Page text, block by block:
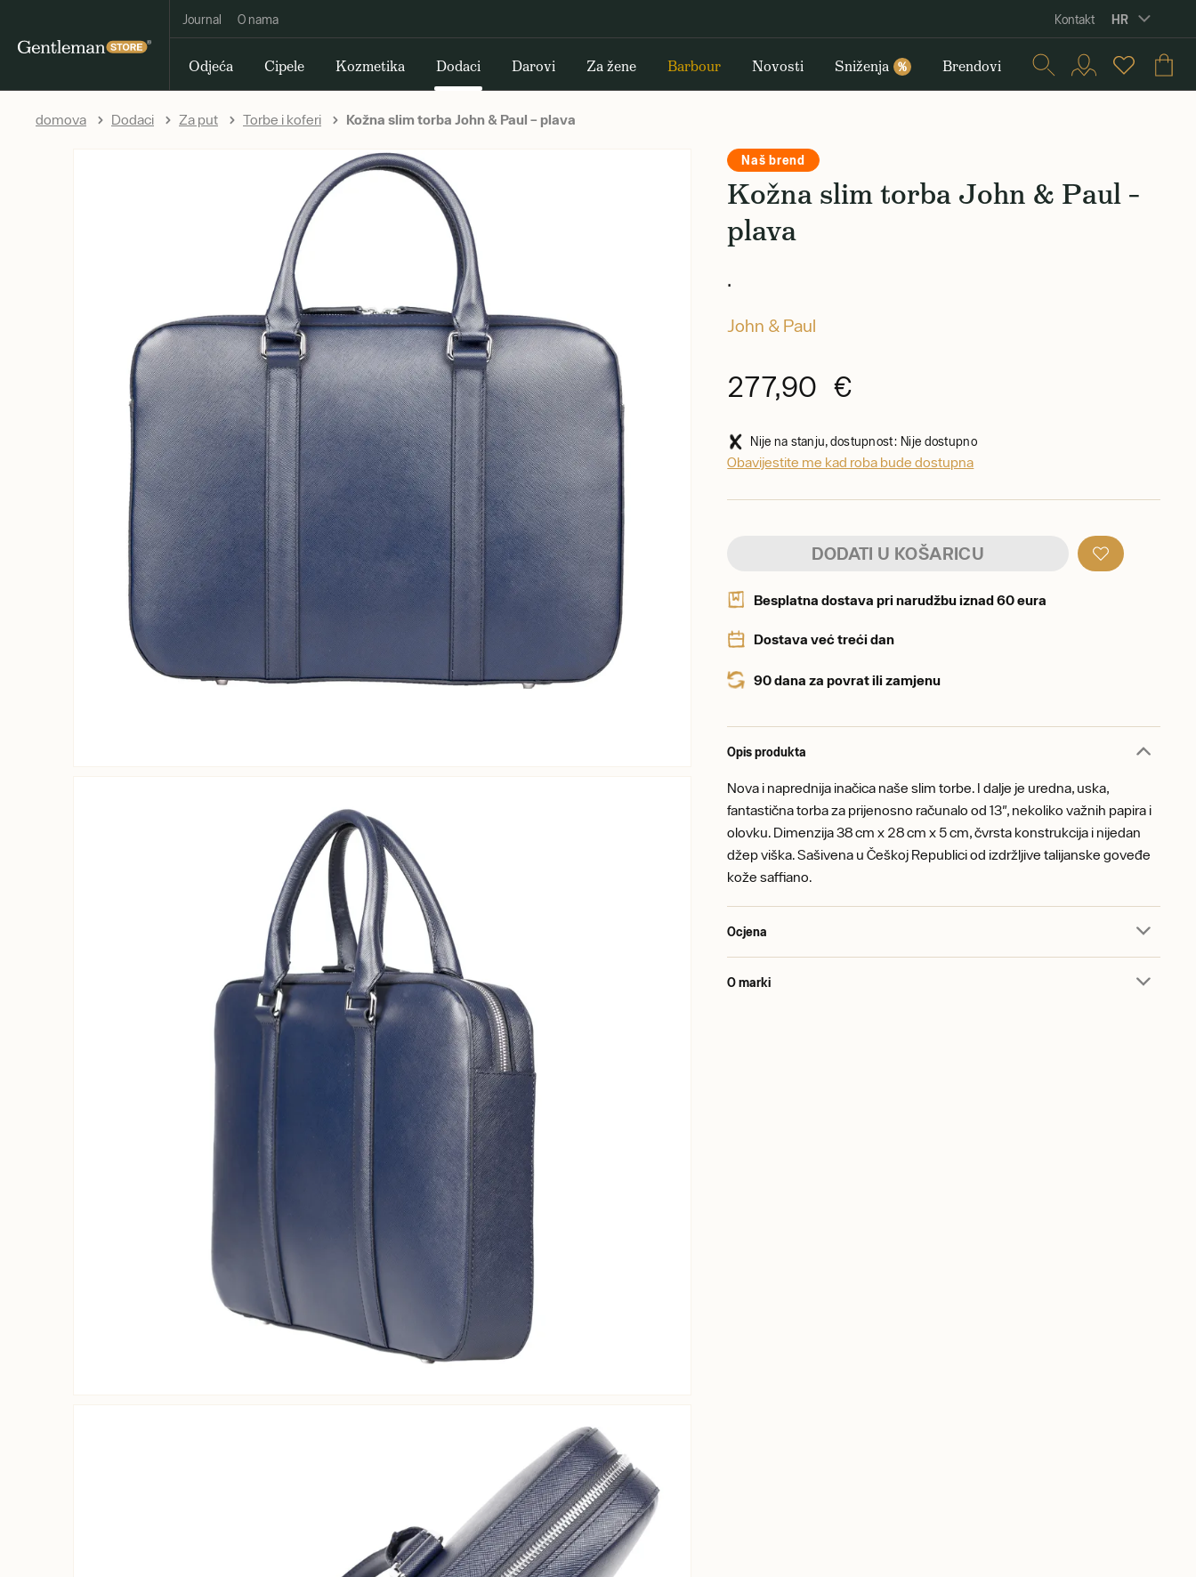
Journal O nama Kontakt HR
Odjeća Cipele Kozmetika Dodaci Darovi Za žene Barbour Novosti Sniženja % Brendovi
domova Dodaci Za put Torbe i koferi Kožna slim torba John & Paul – plava
Naš brend
Kožna slim torba John & Paul –
plava
.
John & Paul
277,90 €
Nije na stanju, dostupnost: Nije dostupno
Obavijestite me kad roba bude dostupna
DODATI U KOŠARICU
Besplatna dostava pri narudžbu iznad 60 eura
Dostava već treći dan
90 dana za povrat ili zamjenu
Opis produkta
Nova i naprednija inačica naše slim torbe. I dalje je uredna, uska,
fantastična torba za prijenosno računalo od 13", nekoliko važnih papira i
olovku. Dimenzija 38 cm x 28 cm x 5 cm, čvrsta konstrukcija i nijedan
džep viška. Sašivena u Češkoj Republici od izdržljive talijanske goveđe
kože saffiano.
Ocjena
O marki